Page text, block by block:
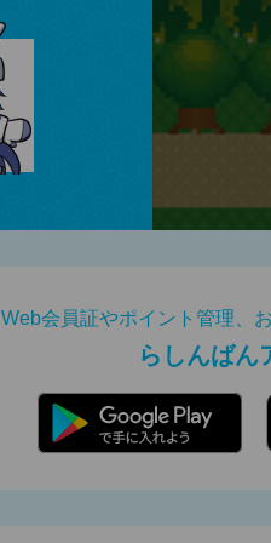
Web会員証やポイント管理、
らしんばん